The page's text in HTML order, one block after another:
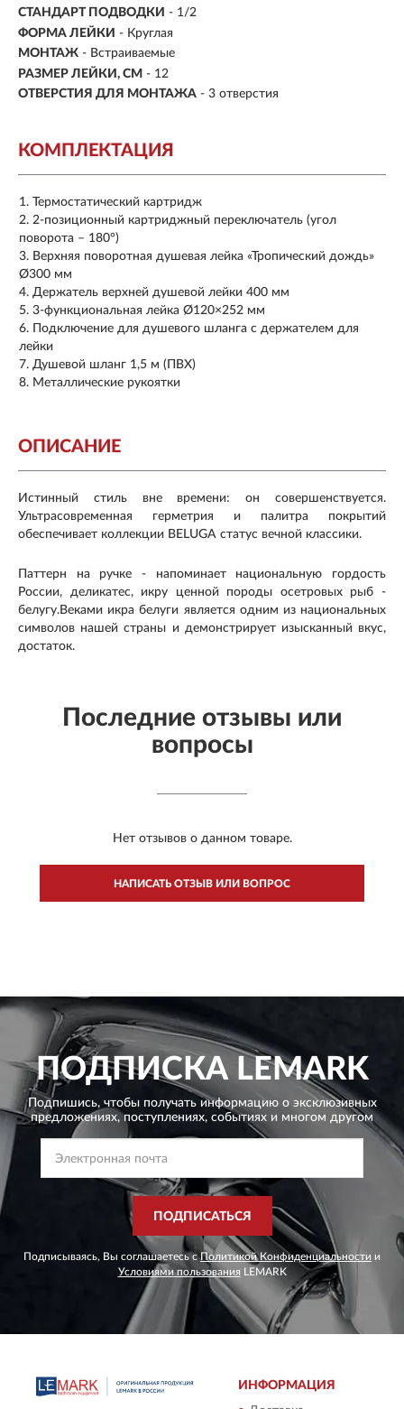
СТАНДАРТ ПОДВОДКИ - 1/2
ФОРМА ЛЕЙКИ - Круглая
МОНТАЖ - Встраиваемые
РАЗМЕР ЛЕЙКИ, СМ - 12
ОТВЕРСТИЯ ДЛЯ МОНТАЖА - 3 отверстия
КОМПЛЕКТАЦИЯ
Термостатический картридж
2-позиционный картриджный переключатель (угол
поворота – 180°)
Верхняя поворотная душевая лейка «Тропический дождь»
Ø300 мм
Держатель верхней душевой лейки 400 мм
3-функциональная лейка Ø120×252 мм
Подключение для душевого шланга с держателем для
лейки
Душевой шланг 1,5 м (ПВХ)
Металлические рукоятки
ОПИСАНИЕ
Истинный стиль вне времени: он совершенствуется.
Ультрасовременная герметрия и палитра покрытий
обеспечивает коллекции BELUGA статус вечной классики.
Паттерн на ручке - напоминает национальную гордость
России, деликатес, икру ценной породы осетровых рыб -
белугу.Веками икра белуги является одним из национальных
символов нашей страны и демонстрирует изысканный вкус,
достаток.
Последние отзывы или
вопросы
Нет отзывов о данном товаре.
НАПИСАТЬ ОТЗЫВ ИЛИ ВОПРОС
ПОДПИСКАLEMARK
Подпишись, чтобы получать информацию о эксклюзивных
предложениях, поступлениях, событиях и многом другом
ПОДПИСАТЬСЯ
Подписываясь, Вы соглашаетесь сПолитикой Конфиденциальности и
Условиями пользования LEMARK
ИНФОРМАЦИЯ